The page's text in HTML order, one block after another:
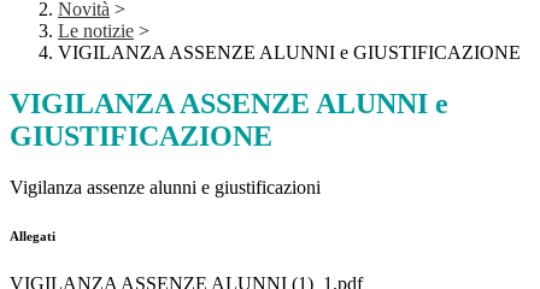
Novità >
Le notizie >
VIGILANZA ASSENZE ALUNNI e GIUSTIFICAZIONE
VIGILANZA ASSENZE ALUNNI e
GIUSTIFICAZIONE
Vigilanza assenze alunni e giustificazioni
Allegati
VIGILANZA ASSENZE ALUNNI (1)_1.pdf